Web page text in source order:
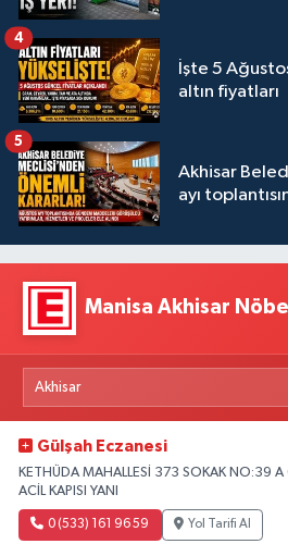
İşte 5
altın fiyatları
4
Akhisar
ayı
5
Manisa Akhisar
Gülşah Eczanesi
KETHÜDA MAHALLESİ 373 SOKAK NO:39 A
ACİL KAPISI YANI
0 (533) 161 96 59 Yol Tarifi Al